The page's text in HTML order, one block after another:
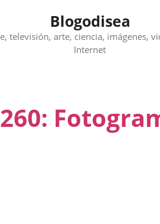
Blogodisea
televisión, arte, ciencia, imágenes,
Internet